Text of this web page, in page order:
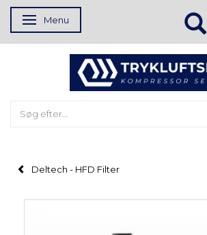
Skifte navigation
Menu
Deltech - HFD Filter